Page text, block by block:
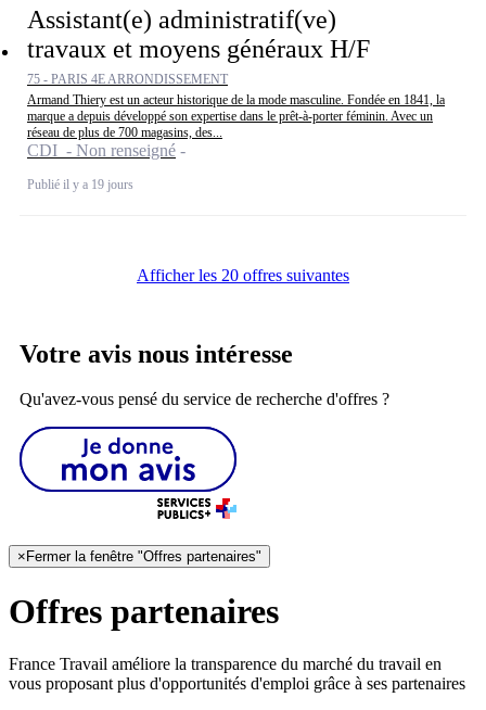
Assistant(e) administratif(ve)
travaux et moyens généraux H/F
75 - PARIS 4E ARRONDISSEMENT
Armand Thiery est un acteur historique de la mode masculine. Fondée en 1841, la
marque a depuis développé son expertise dans le prêt-à-porter féminin. Avec un
réseau de plus de 700 magasins, des...
CDI - Non renseigné
Publié il y a 19 jours
Afficher les 20 offres suivantes
Votre avis nous intéresse
Qu'avez-vous pensé du service de recherche d'offres ?
× Fermer la fenêtre "Offres partenaires"
Offres partenaires
France Travail améliore la transparence du marché du travail en
vous proposant plus d'opportunités d'emploi grâce à ses partenaires